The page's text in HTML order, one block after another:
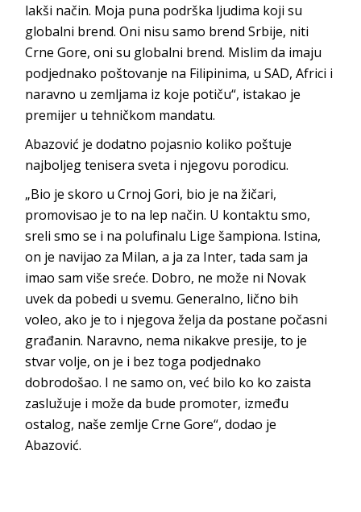
lakši način. Moja puna podrška ljudima koji su
globalni brend. Oni nisu samo brend Srbije, niti
Crne Gore, oni su globalni brend. Mislim da imaju
podjednako poštovanje na Filipinima, u SAD, Africi i
naravno u zemljama iz koje potiču“, istakao je
premijer u tehničkom mandatu.
Abazović je dodatno pojasnio koliko poštuje
najboljeg tenisera sveta i njegovu porodicu.
„Bio je skoro u Crnoj Gori, bio je na žičari,
promovisao je to na lep način. U kontaktu smo,
sreli smo se i na polufinalu Lige šampiona. Istina,
on je navijao za Milan, a ja za Inter, tada sam ja
imao sam više sreće. Dobro, ne može ni Novak
uvek da pobedi u svemu. Generalno, lično bih
voleo, ako je to i njegova želja da postane počasni
građanin. Naravno, nema nikakve presije, to je
stvar volje, on je i bez toga podjednako
dobrodošao. I ne samo on, već bilo ko ko zaista
zaslužuje i može da bude promoter, između
ostalog, naše zemlje Crne Gore“, dodao je
Abazović.